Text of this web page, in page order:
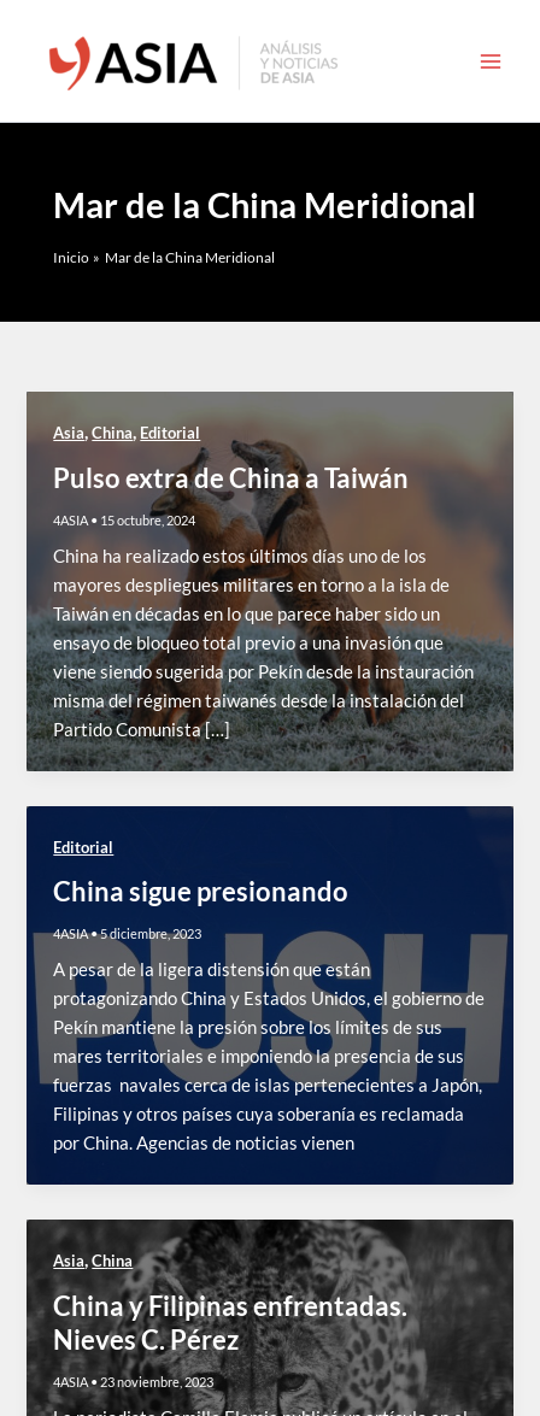
contenido
Mar de la China Meridional
Inicio Mar de la China Meridional
Asia,China, Editorial
Pulso extra de China a Taiwán
4ASIA • 15 octubre, 2024
China ha realizado estos últimos días uno de los
mayores despliegues militares en torno a la isla de
Taiwán en décadas en lo que parece haber sido un
ensayo de bloqueo total previo a una invasión que
viene siendo sugerida por Pekín desde la instauración
misma del régimen taiwanés desde la instalación del
Partido Comunista […]
Editorial
China sigue presionando
4ASIA•5 diciembre, 2023
A pesar de la ligera distensión que están
protagonizando China y Estados Unidos, el gobierno de
Pekín mantiene la presión sobre los límites de sus
mares territoriales e imponiendo la presencia de sus
fuerzas navales cerca de islas pertenecientes a Japón,
Filipinas y otros países cuya soberanía es reclamada
por China. Agencias de noticias vienen
Asia,China
China y Filipinas enfrentadas.
Nieves C. Pérez
4ASIA •23 noviembre, 2023